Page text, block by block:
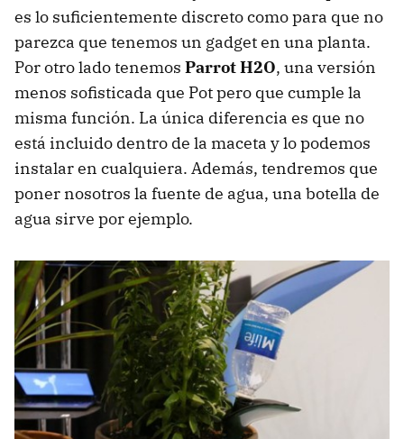
es lo suficientemente discreto como para que no
parezca que tenemos un gadget en una planta.
Por otro lado tenemos Parrot H2O, una versión
menos sofisticada que Pot pero que cumple la
misma función. La única diferencia es que no
está incluido dentro de la maceta y lo podemos
instalar en cualquiera. Además, tendremos que
poner nosotros la fuente de agua, una botella de
agua sirve por ejemplo.